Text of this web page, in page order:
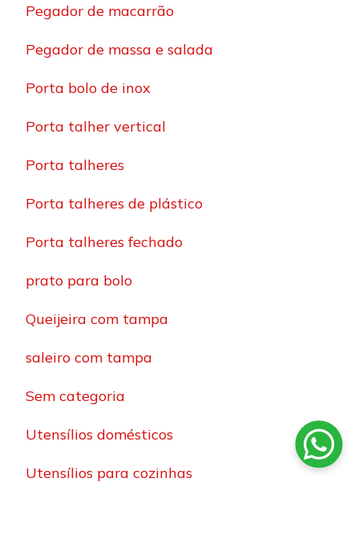
Pegador de macarrão
Pegador de massa e salada
Porta bolo de inox
Porta talher vertical
Porta talheres
Porta talheres de plástico
Porta talheres fechado
prato para bolo
Queijeira com tampa
saleiro com tampa
Sem categoria
Utensílios domésticos
Utensílios para cozinhas